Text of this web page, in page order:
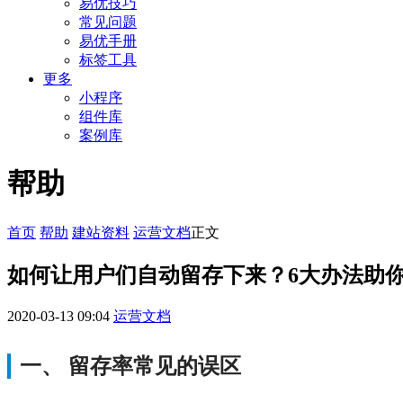
易优技巧
常见问题
易优手册
标签工具
更多
小程序
组件库
案例库
帮助
首页 帮助 建站资料 运营文档正文
如何让用户们自动留存下来？6大办法助
2020-03-13 09:04 运营文档
一、 留存率常见的误区